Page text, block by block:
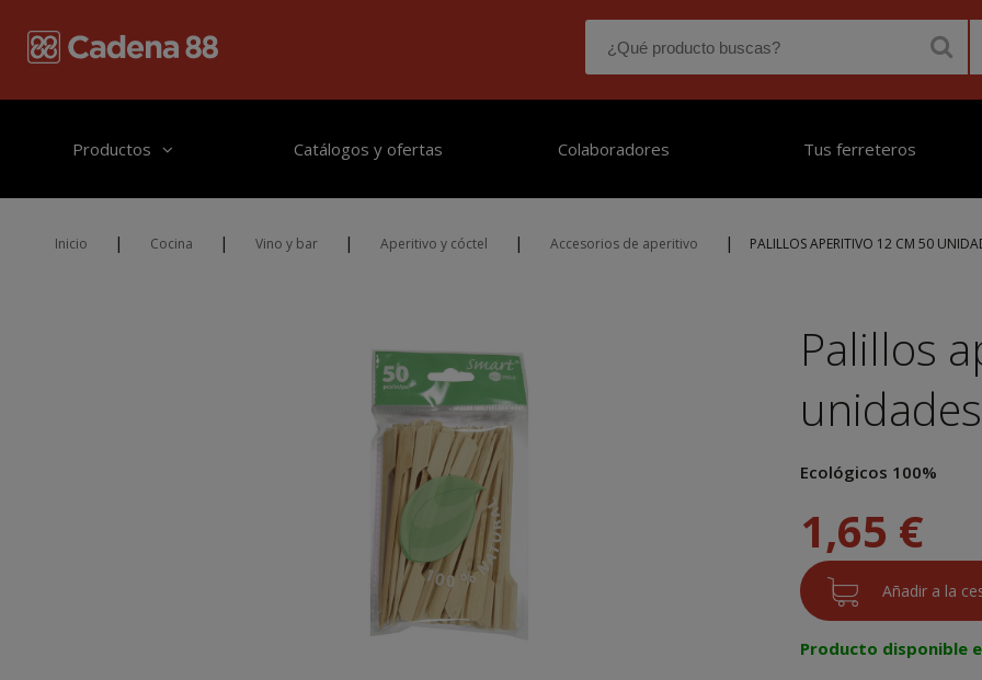
Productos Catálogos y ofertas Colaboradores Tus ferreteros
Inicio | Cocina | Vino y bar | Aperitivo y cóctel | Accesorios de aperitivo | PALILLOS APERITIVO 12 CM 50
Palillos
unidades
Ecológicos 100%
1,65 €
Producto disponible